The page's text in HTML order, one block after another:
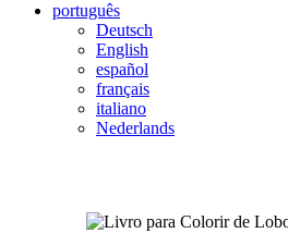
português
Deutsch
English
español
français
italiano
Nederlands